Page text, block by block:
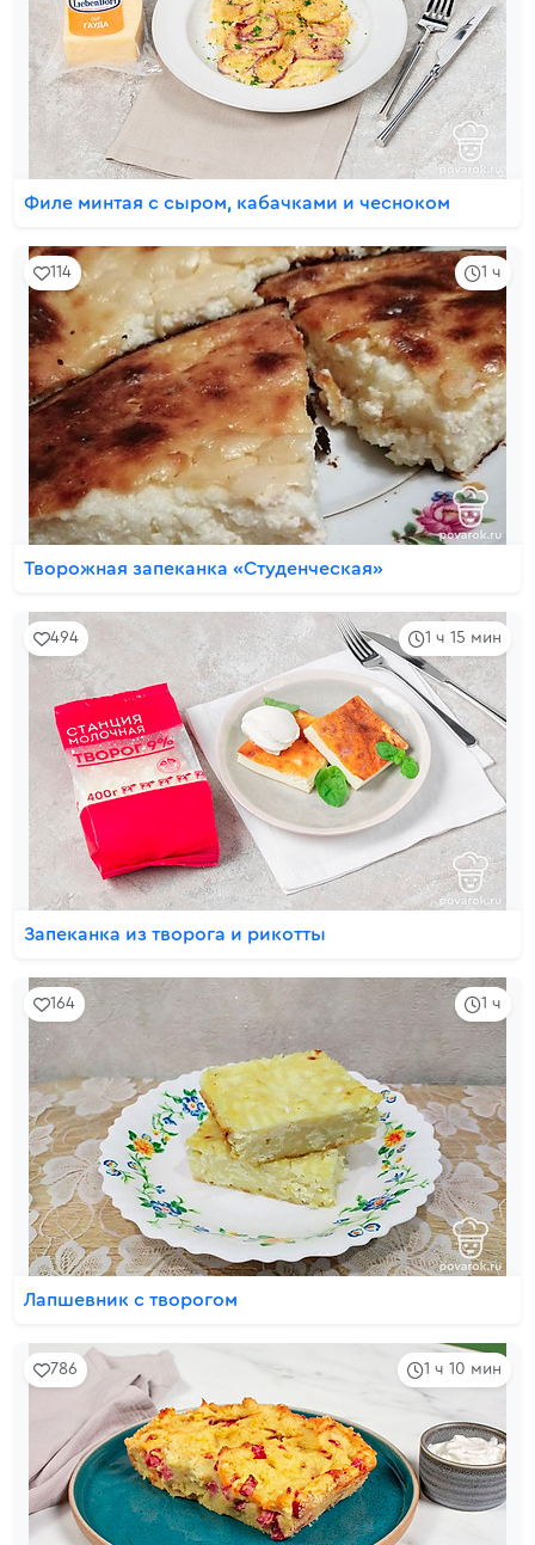
Филе минтая с сыром, кабачками и чесноком
1 ч
114
Творожная запеканка «Студенческая»
1 ч 15 мин
494
Запеканка из творога и рикотты
1 ч
164
Лапшевник с творогом
1 ч 10 мин
786